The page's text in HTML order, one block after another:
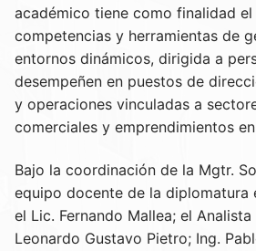
académico tiene como finalidad
competencias y herramientas de
entornos dinámicos, dirigida a
desempeñen en puestos de
y operaciones vinculadas a
comerciales y emprendimientos
Bajo la coordinación de la Mgtr.
equipo docente de la diplomatura
el Lic. Fernando Mallea; el
Leonardo Gustavo Pietro; Ing.